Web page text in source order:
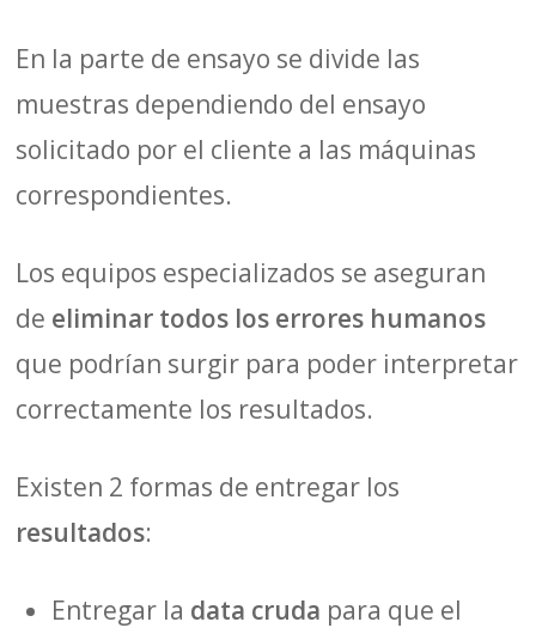
En la parte de ensayo se divide las
muestras dependiendo del ensayo
solicitado por el cliente a las máquinas
correspondientes.
Los equipos especializados se aseguran
de eliminar todos los errores humanos
que podrían surgir para poder interpretar
correctamente los resultados.
Existen 2 formas de entregar los
resultados:
Entregar la data cruda para que el